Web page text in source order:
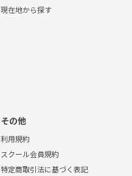
現在地から探す
その他
利用規約
スクール会員規約
特定商取引法に基づく表記